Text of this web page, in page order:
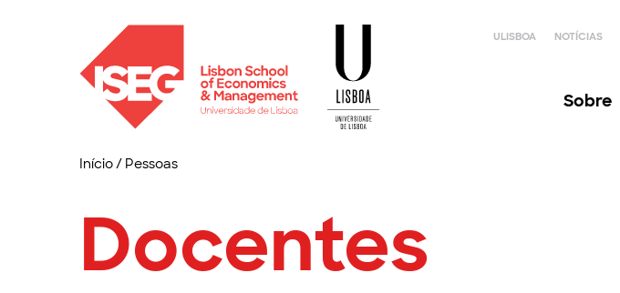
ULISBOA NOTÍCIAS
Sobre
Início/ Pessoas
Docentes